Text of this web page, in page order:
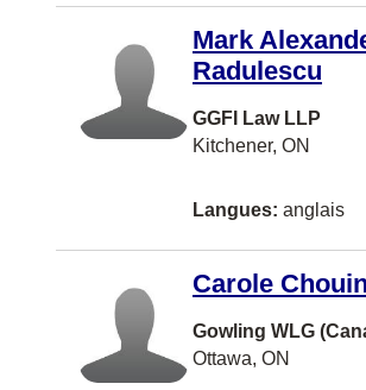
Sault Ste. Marie
Sechelt
Sherbrooke
Steinbach
The Pas
Three Hills
Mark
Radulescu
GGFI Law LLP
Kitchener, ON
Langues: anglais
Carole
Gowling WLG
Ottawa, ON